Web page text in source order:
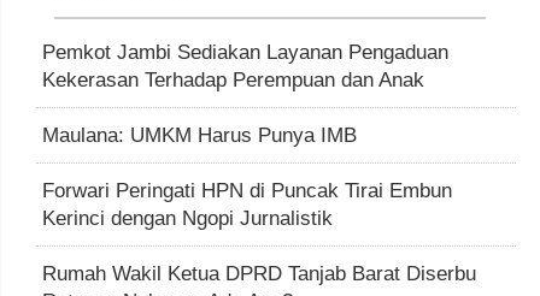
Pemkot Jambi Sediakan Layanan Pengaduan
Kekerasan Terhadap Perempuan dan Anak
Maulana: UMKM Harus Punya IMB
Forwari Peringati HPN di Puncak Tirai Embun
Kerinci dengan Ngopi Jurnalistik
Rumah Wakil Ketua DPRD Tanjab Barat Diserbu